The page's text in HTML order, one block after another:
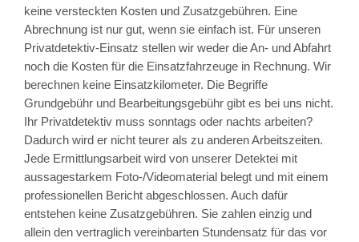
keine versteckten Kosten und Zusatzgebühren. Eine
Abrechnung ist nur gut, wenn sie einfach ist. Für unseren
Privatdetektiv-Einsatz stellen wir weder die An- und Abfahrt
noch die Kosten für die Einsatzfahrzeuge in Rechnung. Wir
berechnen keine Einsatzkilometer. Die Begriffe
Grundgebühr und Bearbeitungsgebühr gibt es bei uns nicht.
Ihr Privatdetektiv muss sonntags oder nachts arbeiten?
Dadurch wird er nicht teurer als zu anderen Arbeitszeiten.
Jede Ermittlungsarbeit wird von unserer Detektei mit
aussagestarkem Foto-/Videomaterial belegt und mit einem
professionellen Bericht abgeschlossen. Auch dafür
entstehen keine Zusatzgebühren. Sie zahlen einzig und
allein den vertraglich vereinbarten Stundensatz für das vor